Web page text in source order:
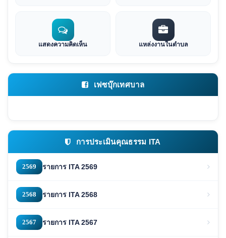
แสดงความคิดเห็น แหล่งงานในตำบล
เฟซบุ๊กเทศบาล
การประเมินคุณธรรม ITA
2569 รายการ ITA 2569
2568 รายการ ITA 2568
2567 รายการ ITA 2567